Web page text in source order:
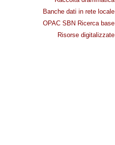
Banche dati in rete locale
OPAC SBN Ricerca base
Risorse digitalizzate